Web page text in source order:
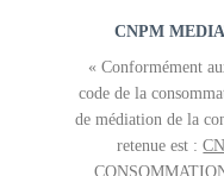
CNPM
« Conformément
code de la
de médiation de la
retenue est :